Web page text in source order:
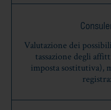
Valutazione dei
tassazione degli
imposta sostitutiva),